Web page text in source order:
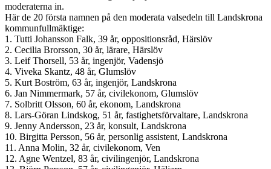
moderaterna in.
Här de 20 första namnen på den moderata valsedeln till Landskrona
kommunfullmäktige:
1. Tutti Johansson Falk, 39 år, oppositionsråd, Härslöv
2. Cecilia Brorsson, 30 år, lärare, Härslöv
3. Leif Thorsell, 53 år, ingenjör, Vadensjö
4. Viveka Skantz, 48 år, Glumslöv
5. Kurt Boström, 63 år, ingenjör, Landskrona
6. Jan Nimmermark, 57 år, civilekonom, Glumslöv
7. Solbritt Olsson, 60 år, ekonom, Landskrona
8. Lars-Göran Lindskog, 51 år, fastighetsförvaltare, Landskrona
9. Jenny Andersson, 23 år, konsult, Landskrona
10. Birgitta Persson, 56 år, personlig assistent, Landskrona
11. Anna Molin, 32 år, civilekonom, Ven
12. Agne Wentzel, 83 år, civilingenjör, Landskrona